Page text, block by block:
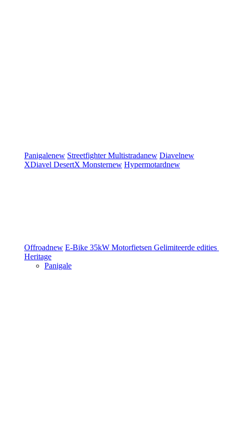
Panigalenew StreetfighterMultistradanew Diavelnew
XDiavel DesertX Monsternew Hypermotardnew
Offroadnew E-Bike 35kW Motorfietsen Gelimiteerde edities
Heritage
Panigale